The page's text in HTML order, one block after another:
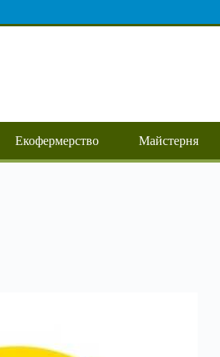
Екофермерство Майстерня